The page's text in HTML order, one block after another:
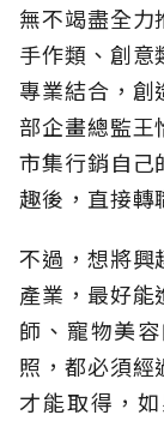
無不竭盡全力
手作類、創意
專業結合，創
部企畫總監王
市集行銷自己
趣後，直接轉
不過，想將興
產業，最好能
師、寵物美
照，都必須經
才能取得，